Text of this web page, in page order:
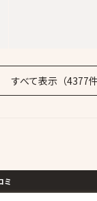
すべて表示（4377件
ミ